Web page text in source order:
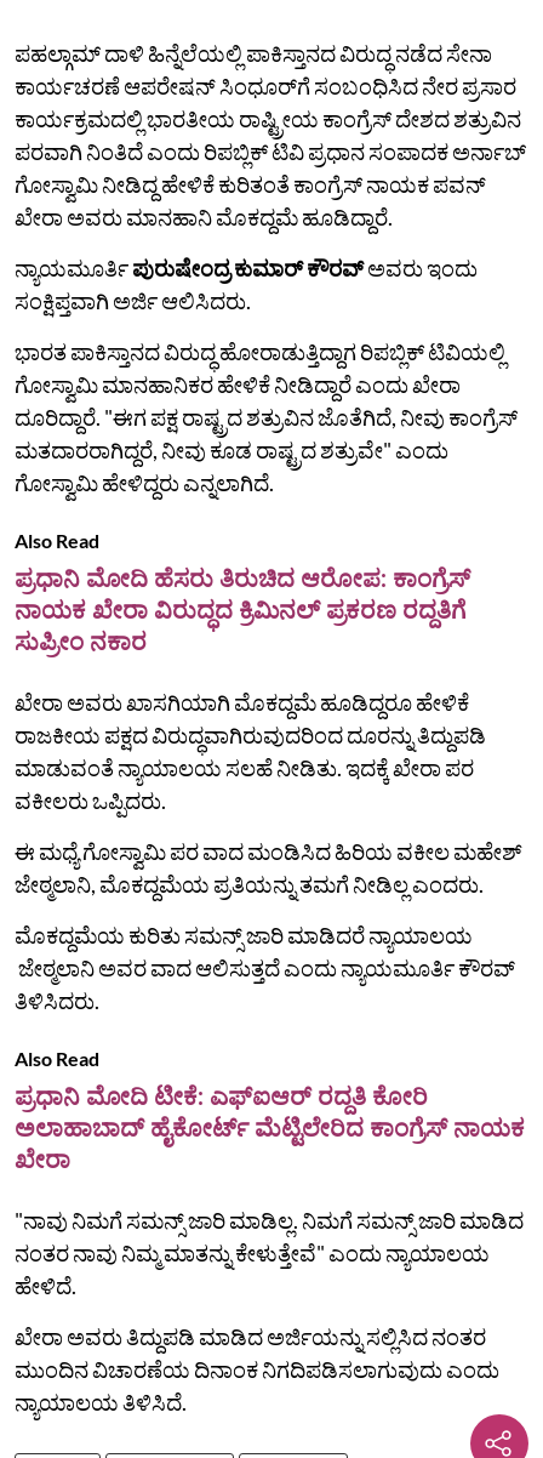
ಪಹಲ್ಗಾಮ್‌ ದಾಳಿ ಹಿನ್ನೆಲೆಯಲ್ಲಿ ಪಾಕಿಸ್ತಾನದ ವಿರುದ್ಧ ನಡೆದ ಸೇನಾ
ಕಾರ್ಯಚರಣೆ ಆಪರೇಷನ್‌ ಸಿಂಧೂರ್‌ಗೆ ಸಂಬಂಧಿಸಿದ ನೇರ ಪ್ರಸಾರ
ಕಾರ್ಯಕ್ರಮದಲ್ಲಿ ಭಾರತೀಯ ರಾಷ್ಟ್ರೀಯ ಕಾಂಗ್ರೆಸ್‌ ದೇಶದ ಶತ್ರುವಿನ
ಪರವಾಗಿ ನಿಂತಿದೆ ಎಂದು ರಿಪಬ್ಲಿಕ್‌ ಟಿವಿ ಪ್ರಧಾನ ಸಂಪಾದಕ ಅರ್ನಾಬ್
ಗೋಸ್ವಾಮಿ ನೀಡಿದ್ದ ಹೇಳಿಕೆ ಕುರಿತಂತೆ ಕಾಂಗ್ರೆಸ್ ನಾಯಕ ಪವನ್
ಖೇರಾ ಅವರು ಮಾನಹಾನಿ ಮೊಕದ್ದಮೆ ಹೂಡಿದ್ದಾರೆ.
ನ್ಯಾಯಮೂರ್ತಿಪುರುಷೇಂದ್ರ ಕುಮಾರ್ ಕೌರವ್ಅವರು ಇಂದು
ಸಂಕ್ಷಿಪ್ತವಾಗಿ ಅರ್ಜಿ ಆಲಿಸಿದರು.
ಭಾರತ ಪಾಕಿಸ್ತಾನದ ವಿರುದ್ಧ ಹೋರಾಡುತ್ತಿದ್ದಾಗ ರಿಪಬ್ಲಿಕ್ ಟಿವಿಯಲ್ಲಿ
ಗೋಸ್ವಾಮಿ ಮಾನಹಾನಿಕರ ಹೇಳಿಕೆ ನೀಡಿದ್ದಾರೆ ಎಂದು ಖೇರಾ
ದೂರಿದ್ದಾರೆ. "ಈಗ ಪಕ್ಷ ರಾಷ್ಟ್ರದ ಶತ್ರುವಿನ ಜೊತೆಗಿದೆ, ನೀವು ಕಾಂಗ್ರೆಸ್
ಮತದಾರರಾಗಿದ್ದರೆ, ನೀವು ಕೂಡ ರಾಷ್ಟ್ರದ ಶತ್ರುವೇ" ಎಂದು
ಗೋಸ್ವಾಮಿ ಹೇಳಿದ್ದರು ಎನ್ನಲಾಗಿದೆ.
Also Read
ಪ್ರಧಾನಿ ಮೋದಿ ಹೆಸರು ತಿರುಚಿದ ಆರೋಪ: ಕಾಂಗ್ರೆಸ್
ನಾಯಕ ಖೇರಾ ವಿರುದ್ಧದ ಕ್ರಿಮಿನಲ್ ಪ್ರಕರಣ ರದ್ದತಿಗೆ
ಸುಪ್ರೀಂ ನಕಾರ
ಖೇರಾ ಅವರು ಖಾಸಗಿಯಾಗಿ ಮೊಕದ್ದಮೆ ಹೂಡಿದ್ದರೂ ಹೇಳಿಕೆ
ರಾಜಕೀಯ ಪಕ್ಷದ ವಿರುದ್ಧವಾಗಿರುವುದರಿಂದ ದೂರನ್ನು ತಿದ್ದುಪಡಿ
ಮಾಡುವಂತೆ ನ್ಯಾಯಾಲಯ ಸಲಹೆ ನೀಡಿತು. ಇದಕ್ಕೆ ಖೇರಾ ಪರ
ವಕೀಲರು ಒಪ್ಪಿದರು.
ಈ ಮಧ್ಯೆ ಗೋಸ್ವಾಮಿ ಪರ ವಾದ ಮಂಡಿಸಿದ ಹಿರಿಯ ವಕೀಲ ಮಹೇಶ್
ಜೇಠ್ಮಲಾನಿ, ಮೊಕದ್ದಮೆಯ ಪ್ರತಿಯನ್ನು ತಮಗೆ ನೀಡಿಲ್ಲ ಎಂದರು.
ಮೊಕದ್ದಮೆಯ ಕುರಿತು ಸಮನ್ಸ್ ಜಾರಿ ಮಾಡಿದರೆ ನ್ಯಾಯಾಲಯ
ಜೇಠ್ಮಲಾನಿ ಅವರ ವಾದ ಆಲಿಸುತ್ತದೆ ಎಂದು ನ್ಯಾಯಮೂರ್ತಿ ಕೌರವ್
ತಿಳಿಸಿದರು.
Also Read
ಪ್ರಧಾನಿ ಮೋದಿ ಟೀಕೆ: ಎಫ್ಐಆರ್ ರದ್ದತಿ ಕೋರಿ
ಅಲಾಹಾಬಾದ್ ಹೈಕೋರ್ಟ್ ಮೆಟ್ಟಿಲೇರಿದ ಕಾಂಗ್ರೆಸ್ ನಾಯಕ
ಖೇರಾ
"ನಾವು ನಿಮಗೆ ಸಮನ್ಸ್ ಜಾರಿ ಮಾಡಿಲ್ಲ. ನಿಮಗೆ ಸಮನ್ಸ್ ಜಾರಿ ಮಾಡಿದ
ನಂತರ ನಾವು ನಿಮ್ಮ ಮಾತನ್ನು ಕೇಳುತ್ತೇವೆ" ಎಂದು ನ್ಯಾಯಾಲಯ
ಹೇಳಿದೆ.
ಖೇರಾ ಅವರು ತಿದ್ದುಪಡಿ ಮಾಡಿದ ಅರ್ಜಿಯನ್ನು ಸಲ್ಲಿಸಿದ ನಂತರ
ಮುಂದಿನ ವಿಚಾರಣೆಯ ದಿನಾಂಕ ನಿಗದಿಪಡಿಸಲಾಗುವುದು ಎಂದು
ನ್ಯಾಯಾಲಯ ತಿಳಿಸಿದೆ.